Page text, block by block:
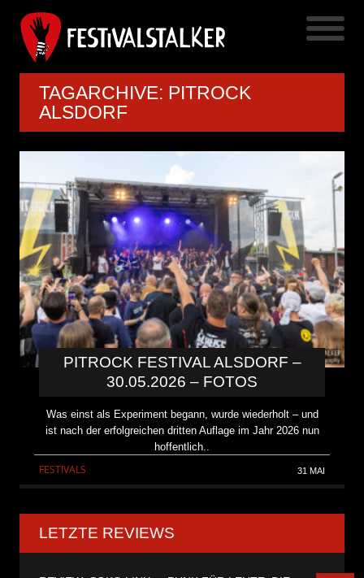
TAGARCHIVE: PITROCK
ALSDORF
PITROCK FESTIVAL ALSDORF –
30.05.2026 – FOTOS
Was einst als Experiment begann, wurde wiederholt – und
ist nach der erfolgreichen dritten Auflage im Jahr 2026 nun
hoffentlich..
FESTIVALS 31 MAI
LETZTE REVIEWS